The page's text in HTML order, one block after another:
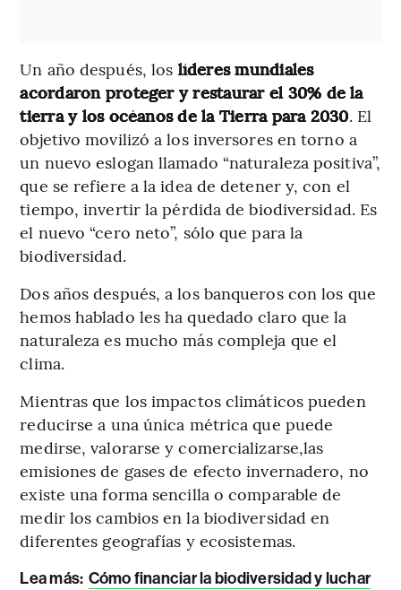
Un año después, los líderes mundiales
acordaron proteger y restaurar el 30% de la
tierra y los océanos de la Tierra para 2030. El
objetivo movilizó a los inversores en torno a
un nuevo eslogan llamado “naturaleza positiva”,
que se refiere a la idea de detener y, con el
tiempo, invertir la pérdida de biodiversidad. Es
el nuevo “cero neto”, sólo que para la
biodiversidad.
Dos años después, a los banqueros con los que
hemos hablado les ha quedado claro que la
naturaleza es mucho más compleja que el
clima.
Mientras que los impactos climáticos pueden
reducirse a una única métrica que puede
medirse, valorarse y comercializarse,las
emisiones de gases de efecto invernadero, no
existe una forma sencilla o comparable de
medir los cambios en la biodiversidad en
diferentes geografías y ecosistemas.
Lea más: Cómo financiar la biodiversidad y luchar